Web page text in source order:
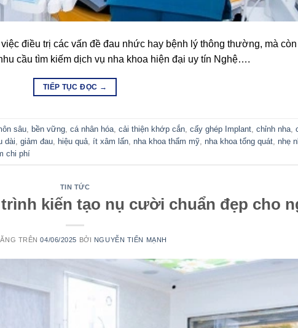
điều trị các vấn đề đau nhức hay bệnh lý thông thường, mà còn
cầu tìm kiếm dịch vụ nha khoa hiện đại uy tín Nghệ….
TIẾP TỤC ĐỌC→
sâu, bền vững, cá nhân hóa, cải thiện khớp cắn, cấy ghép Implant, chỉnh nha,
, giảm đau, hiệu quả, ít xâm lấn, nha khoa thẩm mỹ, nha khoa tổng quát, nhẹ
chi phí
TIN TỨC
kiến tạo nụ cười chuẩn đẹp cho
TRÊN04/06/2025 BỞINGUYỄN TIẾN MẠNH
miễn phí từ chuyên gia